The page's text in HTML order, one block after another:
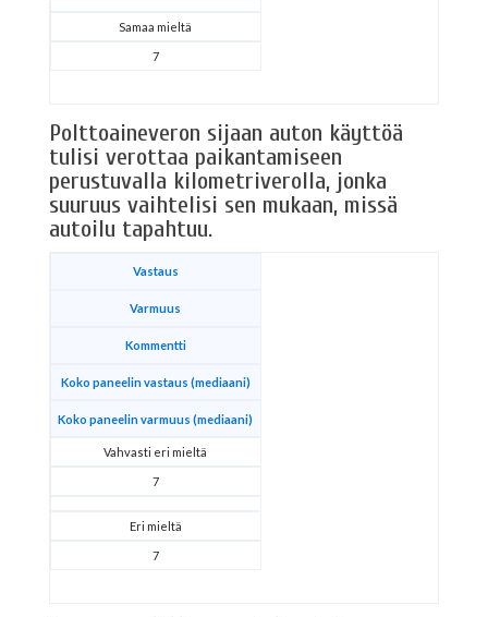
Samaa mieltä
7
Polttoaineveron sijaan auton käyttöä
tulisi verottaa paikantamiseen
perustuvalla kilometriverolla, jonka
suuruus vaihtelisi sen mukaan, missä
autoilu tapahtuu.
Vastaus
Varmuus
Kommentti
Koko paneelin vastaus (mediaani)
Koko paneelin varmuus (mediaani)
Vahvasti eri mieltä
7
Eri mieltä
7